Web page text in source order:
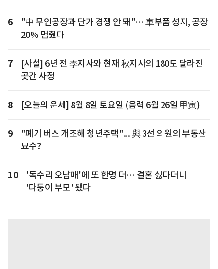
6
"中 무인공장과 단가 경쟁 안 돼"… 車부품 성지, 공장
20% 멈췄다
7
[사설] 6년 전 李지사와 현재 秋지사의 180도 달라진
곳간 사정
8 [오늘의 운세] 8월 8일 토요일 (음력 6월 26일 甲寅)
9
"폐기 버스 개조해 청년주택"... 與 3선 의원의 부동산
묘수?
10
'독수리 오남매'에 또 한명 더… 결혼 싫다더니
'다둥이 부모' 됐다